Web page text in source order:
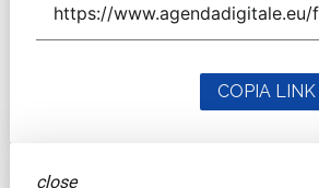
COPIA LINK
close